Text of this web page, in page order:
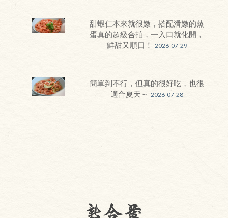
甜蝦仁本來就很嫩，搭配滑嫩的蒸
蛋真的超級合拍，一入口就化開，
鮮甜又順口！
2026-07-29
簡單到不行，但真的很好吃，也很
適合夏天～ 2026-07-28